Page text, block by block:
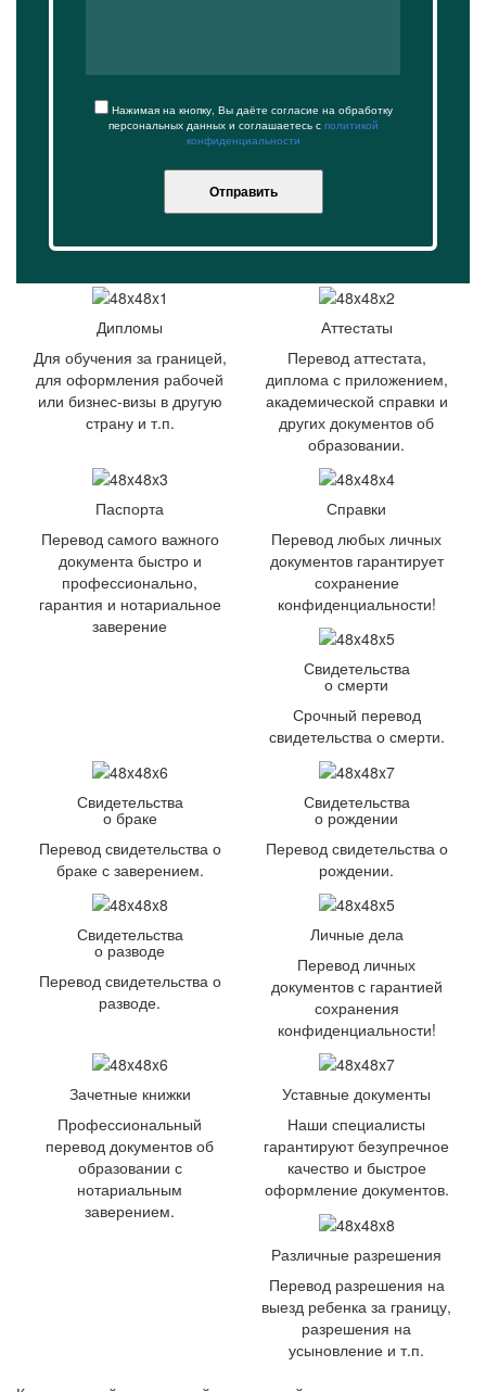
Нажимая на кнопку, Вы даёте согласие на обработку
персональных данных и соглашаетесь с политикой
конфиденциальности
Отправить
Дипломы
Для обучения за границей,
для оформления рабочей
или бизнес-визы в другую
страну и т.п.
Аттестаты
Перевод аттестата,
диплома с приложением,
академической справки и
других документов об
образовании.
Паспорта
Перевод самого важного
документа быстро и
профессионально,
гарантия и нотариальное
заверение
Справки
Перевод любых личных
документов гарантирует
сохранение
конфиденциальности!
Свидетельства
о смерти
Срочный перевод
свидетельства о смерти.
Свидетельства
о браке
Перевод свидетельства о
браке с заверением.
Свидетельства
о рождении
Перевод свидетельства о
рождении.
Свидетельства
о разводе
Перевод свидетельства о
разводе.
Личные дела
Перевод личных
документов с гарантией
сохранения
конфиденциальности!
Зачетные книжки
Профессиональный
перевод документов об
образовании с
нотариальным
заверением.
Уставные документы
Наши специалисты
гарантируют безупречное
качество и быстрое
оформление документов.
Различные разрешения
Перевод разрешения на
выезд ребенка за границу,
разрешения на
усыновление и т.п.